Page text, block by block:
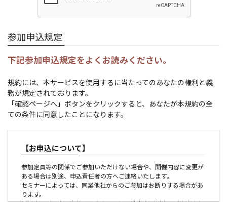
参加申込規定
下記参加申込規定をよくお読みください。
規約には、本サービスを使用するに当たってのあなたの権利と義
務が規定されております。
「確認ページへ」ボタンをクリックすると、あなたが本規約の全
ての条件に同意したことになります。
【お申込について】
参加定員等の関係でご参加いただけない場合や、開催内容に変更が
ある場合は別途、申込責任者の方へご連絡いたします。
セミナーによっては、同業他社からのご参加はお断りする場合があ
ります。
法人会員ご入会の有無につきましては、法人会員制度のご案内より